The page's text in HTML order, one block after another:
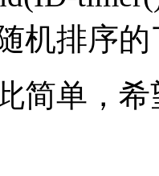
机排序的
简单，